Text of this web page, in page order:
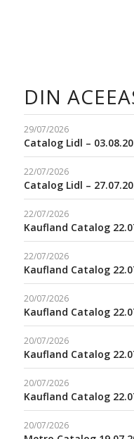
DIN
29/07/2026
Catalog Lidl –
22/07/2026
Catalog Lidl –
22/07/2026
Kaufland Catalog
22/07/2026
Kaufland Catalog
20/07/2026
Kaufland Catalog
20/07/2026
Kaufland Catalog
20/07/2026
Kaufland Catalog
20/07/2026